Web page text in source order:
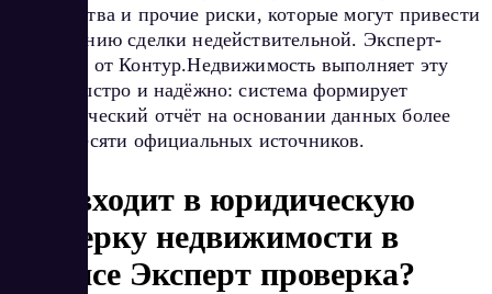
банкротства и прочие риски, которые могут привести
к признанию сделки недействительной. Эксперт-
проверка от Контур.Недвижимость выполняет эту
задачу быстро и надёжно: система формирует
автоматический отчёт на основании данных более
чем из десяти официальных источников.
Что входит в юридическую
проверку недвижимости в
сервисе Эксперт проверка?